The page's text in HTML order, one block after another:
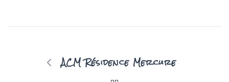
ACM Résidence Mercure